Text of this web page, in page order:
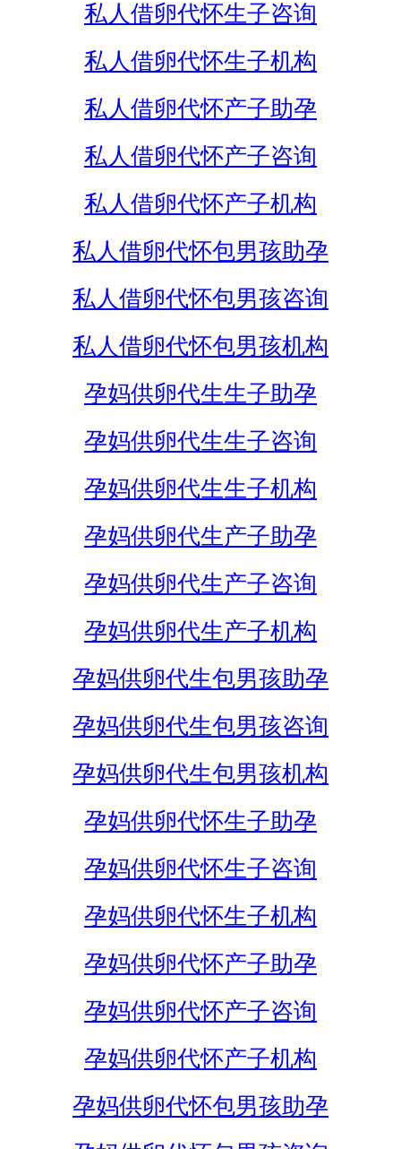
私人借卵代怀生子咨询
私人借卵代怀生子机构
私人借卵代怀产子助孕
私人借卵代怀产子咨询
私人借卵代怀产子机构
私人借卵代怀包男孩助孕
私人借卵代怀包男孩咨询
私人借卵代怀包男孩机构
孕妈供卵代生生子助孕
孕妈供卵代生生子咨询
孕妈供卵代生生子机构
孕妈供卵代生产子助孕
孕妈供卵代生产子咨询
孕妈供卵代生产子机构
孕妈供卵代生包男孩助孕
孕妈供卵代生包男孩咨询
孕妈供卵代生包男孩机构
孕妈供卵代怀生子助孕
孕妈供卵代怀生子咨询
孕妈供卵代怀生子机构
孕妈供卵代怀产子助孕
孕妈供卵代怀产子咨询
孕妈供卵代怀产子机构
孕妈供卵代怀包男孩助孕